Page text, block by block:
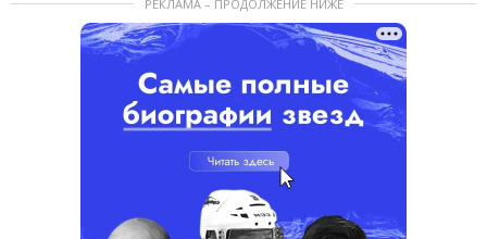
РЕКЛАМА – ПРОДОЛЖЕНИЕ НИЖЕ